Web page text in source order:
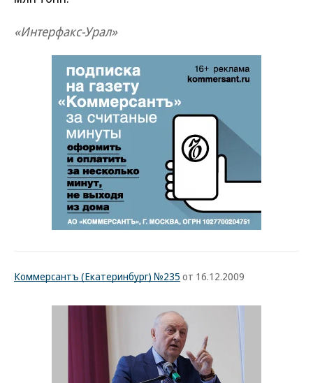
«Интерфакс-Урал»
Коммерсантъ (Екатеринбург) №235 от 16.12.2009